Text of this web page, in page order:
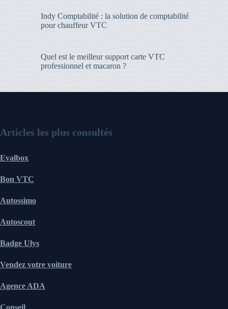
Indy Comptabilité : la solution de comptabilité
pour chauffeur VTC
Quel est le meilleur support carte VTC
professionnel et macaron ?
Articles les plus consultés
Evalbox
Bon VTC
Autossimo
Autoscout
Badge Ulys
Vendez votre voiture
Agence ADA
Conseil